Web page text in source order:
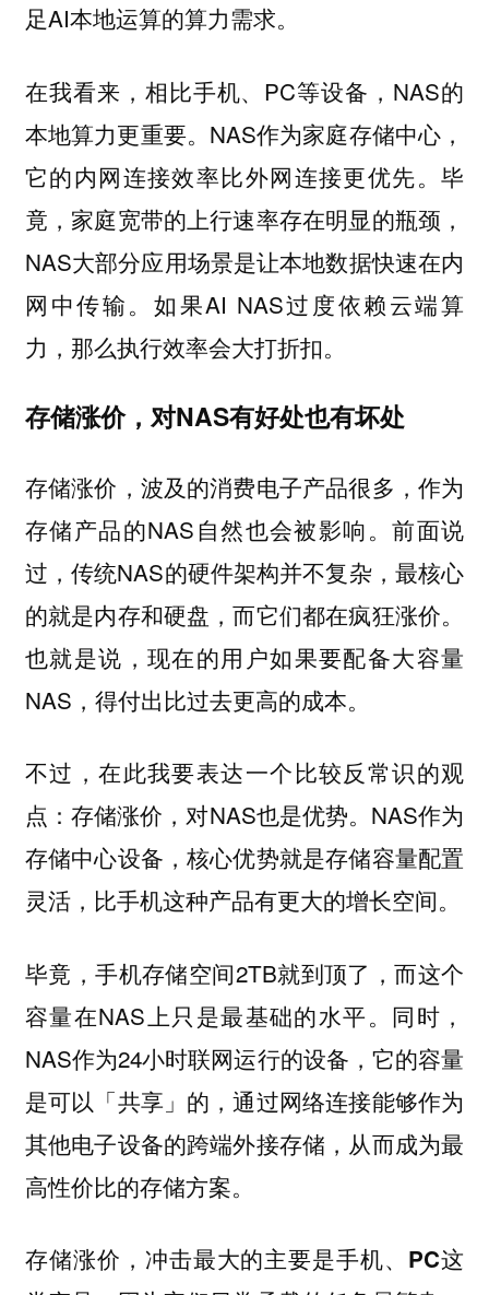
足AI本地运算的算力需求。
在我看来，相比手机、PC等设备，NAS的
本地算力更重要。NAS作为家庭存储中心，
它的内网连接效率比外网连接更优先。毕
竟，家庭宽带的上行速率存在明显的瓶颈，
NAS大部分应用场景是让本地数据快速在内
网中传输。如果AI NAS过度依赖云端算
力，那么执行效率会大打折扣。
存储涨价，对NAS有好处也有坏处
存储涨价，波及的消费电子产品很多，作为
存储产品的NAS自然也会被影响。前面说
过，传统NAS的硬件架构并不复杂，最核心
的就是内存和硬盘，而它们都在疯狂涨价。
也就是说，现在的用户如果要配备大容量
NAS，得付出比过去更高的成本。
不过，在此我要表达一个比较反常识的观
点：存储涨价，对NAS也是优势。NAS作为
存储中心设备，核心优势就是存储容量配置
灵活，比手机这种产品有更大的增长空间。
毕竟，手机存储空间2TB就到顶了，而这个
容量在NAS上只是最基础的水平。同时，
NAS作为24小时联网运行的设备，它的容量
是可以「共享」的，通过网络连接能够作为
其他电子设备的跨端外接存储，从而成为最
高性价比的存储方案。
存储涨价，冲击最大的主要是手机、PC这